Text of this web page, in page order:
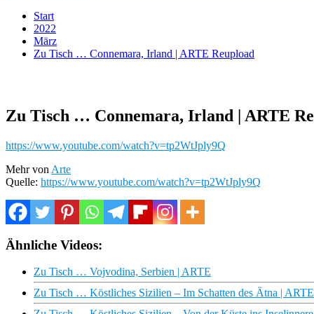
Start
2022
März
Zu Tisch … Connemara, Irland | ARTE Reupload
Zu Tisch … Connemara, Irland | ARTE
https://www.youtube.com/watch?v=tp2WtJply9Q
Mehr von Arte
Quelle: https://www.youtube.com/watch?v=tp2WtJply9Q
Ähnliche Videos:
Zu Tisch … Vojvodina, Serbien | ARTE
Zu Tisch … Köstliches Sizilien – Im Schatten des Ätna | ARTE